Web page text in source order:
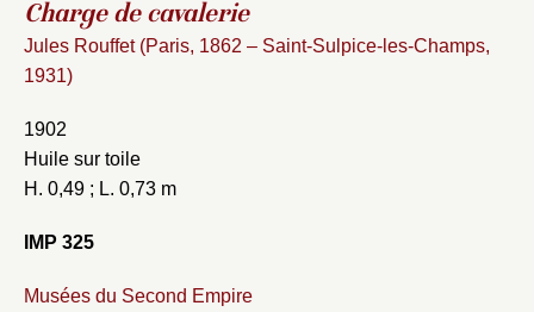
Charge de cavalerie
Jules Rouffet (Paris, 1862 – Saint-Sulpice-les-Champs,
1931)
1902
Huile sur toile
H. 0,49 ; L. 0,73 m
IMP 325
Musées du Second Empire
Valider
Nouveau dossier
Mot de passe
Vous avez oublié votre mot de passe ?